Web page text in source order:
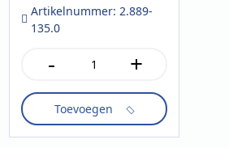
Artikelnummer: 2.889-
135.0
-
Zuigslang,
DN
lengte
4
+
Toevoegen